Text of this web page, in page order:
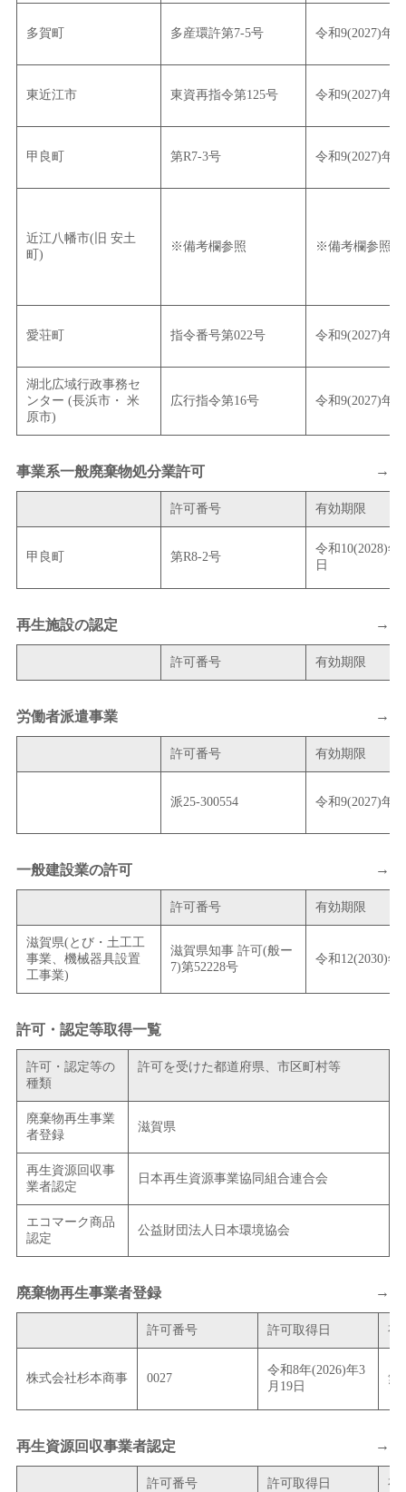
多賀町 多産環許第7-5号 令和9(2027)年7
東近江市 東資再指令第125号 令和9(2027)年7
甲良町 第R7-3号 令和9(2027)年7
近江八幡市(旧 安土
町)
※備考欄参照 ※備考欄参照
愛荘町 指令番号第022号 令和9(2027)年7
湖北広域行政事務セ
ンター (長浜市・ 米
原市)
広行指令第16号 令和9(2027)年7
事業系一般廃棄物処分業許可 →
許可番号 有効期限
甲良町 第R8-2号
令和10(2028)年
日
再生施設の認定 →
許可番号 有効期限
労働者派遣事業 →
許可番号 有効期限
派25-300554 令和9(2027)年9
一般建設業の許可 →
許可番号 有効期限
滋賀県(とび・土工工
事業、機械器具設置
工事業)
滋賀県知事 許可(般ー
7)第52228号
令和12(2030)年
許可・認定等取得一覧
許可・認定等の
種類
許可を受けた都道府県、市区町村等
廃棄物再生事業
者登録
滋賀県
再生資源回収事
業者認定
日本再生資源事業協同組合連合会
エコマーク商品
認定
公益財団法人日本環境協会
廃棄物再生事業者登録 →
許可番号 許可取得日 有
株式会社杉本商事 0027
令和8年(2026)年3
月19日
無
再生資源回収事業者認定 →
許可番号 許可取得日 有